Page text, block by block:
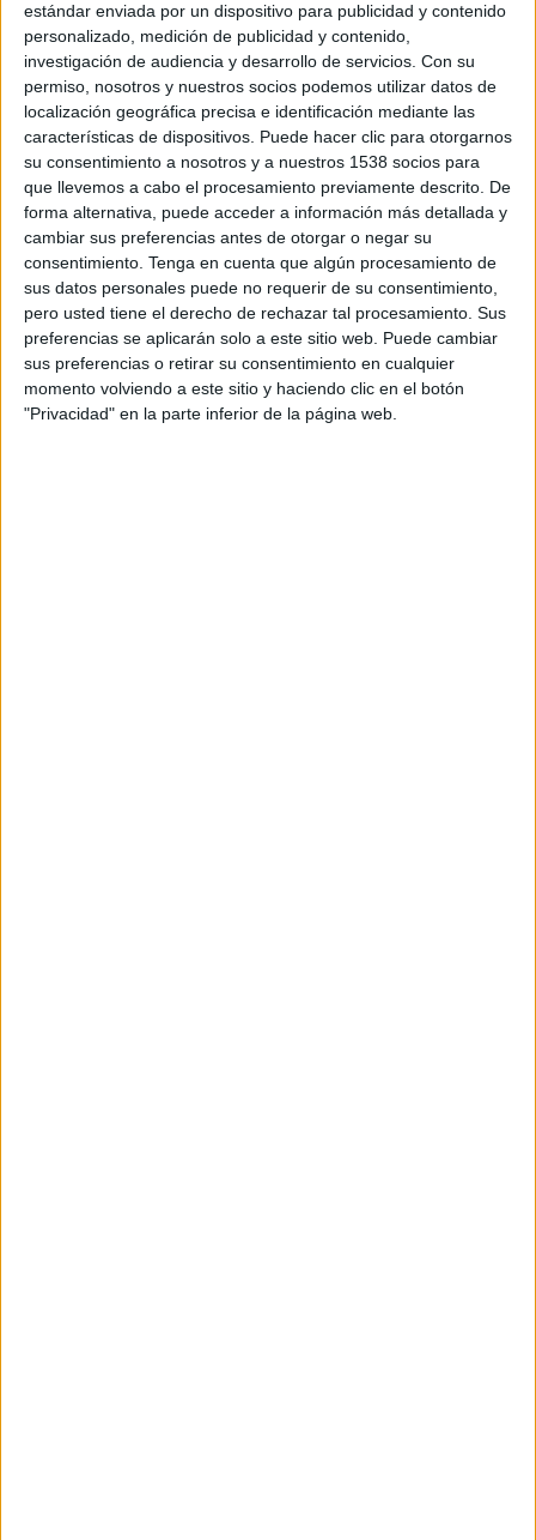
estándar enviada por un dispositivo para publicidad y contenido
personalizado, medición de publicidad y contenido,
investigación de audiencia y desarrollo de servicios. Con su
permiso, nosotros y nuestros socios podemos utilizar datos de
localización geográfica precisa e identificación mediante las
características de dispositivos. Puede hacer clic para otorgarnos
su consentimiento a nosotros y a nuestros 1538 socios para
que llevemos a cabo el procesamiento previamente descrito. De
forma alternativa, puede acceder a información más detallada y
cambiar sus preferencias antes de otorgar o negar su
consentimiento. Tenga en cuenta que algún procesamiento de
sus datos personales puede no requerir de su consentimiento,
pero usted tiene el derecho de rechazar tal procesamiento. Sus
preferencias se aplicarán solo a este sitio web. Puede cambiar
sus preferencias o retirar su consentimiento en cualquier
momento volviendo a este sitio y haciendo clic en el botón
"Privacidad" en la parte inferior de la página web.
La marca de moda sevillana ha anunciado
que Nota Bene será la encargada de
gestionar su comunicación de marca
Scotta, fundada por Carlos Serra, Nacho Ruiz y
Felipe Roca en 2006, bajo el nombre de Backslide,
confía su comunicación a la agenciaNota Bene,
que pondrá a disposición de la marca un equipo
de profesionales para impulsar su imagen. En la
agencia cuentan con expertos en comunicación,
digital y creatividad, además de una visión
‘basada en el poder del lifestyle’
La agencia está especializada en el diseño de
campañas de comunicación con estrategias a